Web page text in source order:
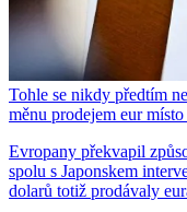
Tohle se nikdy předtím
měnu prodejem eur
Evropany překvapil
spolu s Japonskem
dolarů totiž prodávaly